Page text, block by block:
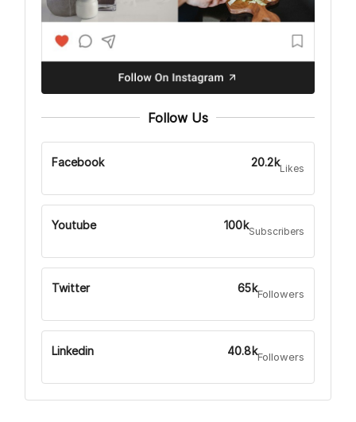
Follow Us
Facebook 20.2kLikes
Youtube 100kSubscribers
Twitter 65kFollowers
Linkedin 40.8kFollowers